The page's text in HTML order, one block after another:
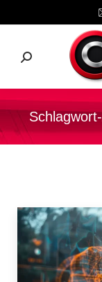
Search: